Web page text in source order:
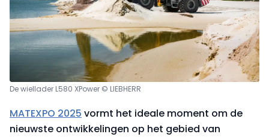
De wiellader L580 XPower © LIEBHERR
MATEXPO 2025 vormt het ideale moment om de
nieuwste ontwikkelingen op het gebied van